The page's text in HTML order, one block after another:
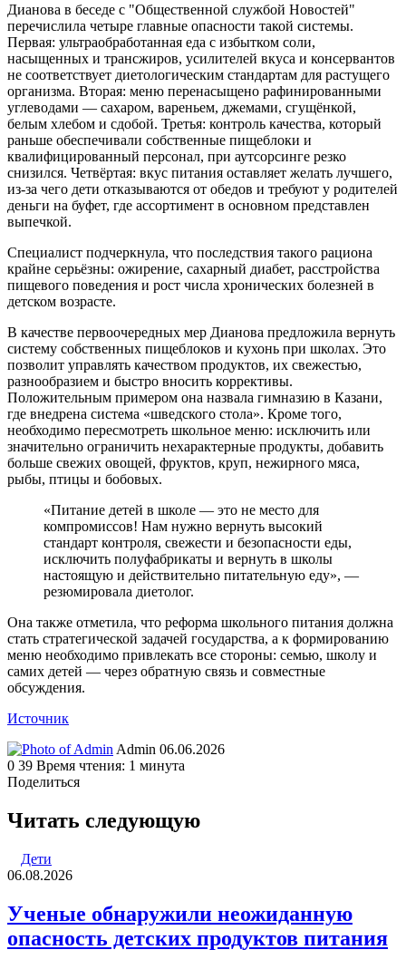
Дианова в беседе с "Общественной службой Новостей"
перечислила четыре главные опасности такой системы.
Первая: ультраобработанная еда с избытком соли,
насыщенных и трансжиров, усилителей вкуса и консервантов
не соответствует диетологическим стандартам для растущего
организма. Вторая: меню перенасыщено рафинированными
углеводами — сахаром, вареньем, джемами, сгущёнкой,
белым хлебом и сдобой. Третья: контроль качества, который
раньше обеспечивали собственные пищеблоки и
квалифицированный персонал, при аутсорсинге резко
снизился. Четвёртая: вкус питания оставляет желать лучшего,
из‑за чего дети отказываются от обедов и требуют у родителей
деньги на буфет, где ассортимент в основном представлен
выпечкой.
Специалист подчеркнула, что последствия такого рациона
крайне серьёзны: ожирение, сахарный диабет, расстройства
пищевого поведения и рост числа хронических болезней в
детском возрасте.
В качестве первоочередных мер Дианова предложила вернуть
систему собственных пищеблоков и кухонь при школах. Это
позволит управлять качеством продуктов, их свежестью,
разнообразием и быстро вносить коррективы.
Положительным примером она назвала гимназию в Казани,
где внедрена система «шведского стола». Кроме того,
необходимо пересмотреть школьное меню: исключить или
значительно ограничить нехарактерные продукты, добавить
больше свежих овощей, фруктов, круп, нежирного мяса,
рыбы, птицы и бобовых.
«Питание детей в школе — это не место для
компромиссов! Нам нужно вернуть высокий
стандарт контроля, свежести и безопасности еды,
исключить полуфабрикаты и вернуть в школы
настоящую и действительно питательную еду», —
резюмировала диетолог.
Она также отметила, что реформа школьного питания должна
стать стратегической задачей государства, а к формированию
меню необходимо привлекать все стороны: семью, школу и
самих детей — через обратную связь и совместные
обсуждения.
Источник
Admin Send
an
06.06.2026
0 39 Время чтения: 1 минута
Поделиться
через
электронную
Читать следующую
Дети
06.08.2026
Ученые обнаружили неожиданную
опасность детских продуктов питания